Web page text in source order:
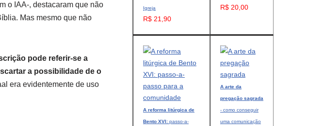
o IAA-, destacaram que não
Mas mesmo que não
pode referir-se a
a possibilidade de o
era evidentemente de uso
Igreja
R$ 21,90
R$ 20,00
A reforma litúrgica de
Bento XVI: passo-a-
A arte da
pregação sagrada
- como conseguir
uma comunicação